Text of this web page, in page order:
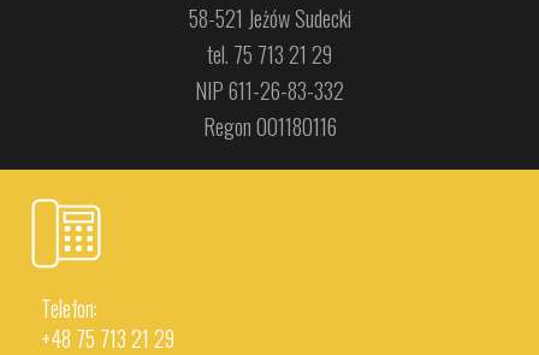
58-521 Jeżów Sudecki
tel. 75 713 21 29
NIP 611-26-83-332
Regon 001180116
Telefon:
+48 75 713 21 29